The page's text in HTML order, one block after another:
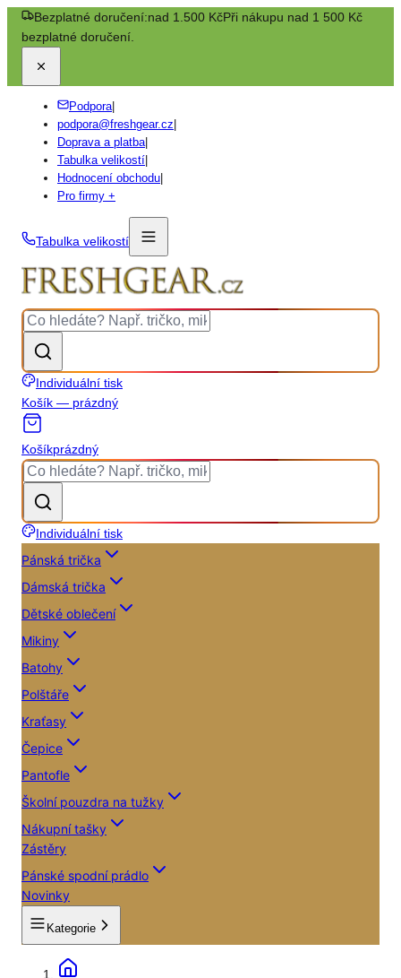
Bezplatné doručení:nad 1.500 KčPři nákupu nad 1 500 Kč
bezplatné doručení.
Podpora|
podpora@freshgear.cz
Doprava a platba|
Tabulka velikostí
Hodnocení obchodu
Pro firmy +
Tabulka velikostí
Individuální tisk
Košík — prázdný
Košíkprázdný
Individuální tisk
Pánská trička
Dámská trička
Dětské oblečení
Mikiny
Batohy
Polštáře
Kraťasy
Čepice
Pantofle
Školní pouzdra na tužky
Nákupní tašky
Zástěry
Pánské spodní prádlo
Novinky
Kategorie